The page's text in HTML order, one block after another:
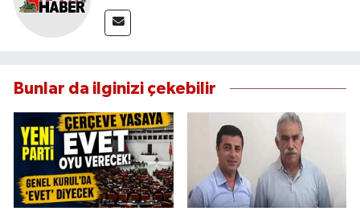
Bunlar da ilginizi çekebilir